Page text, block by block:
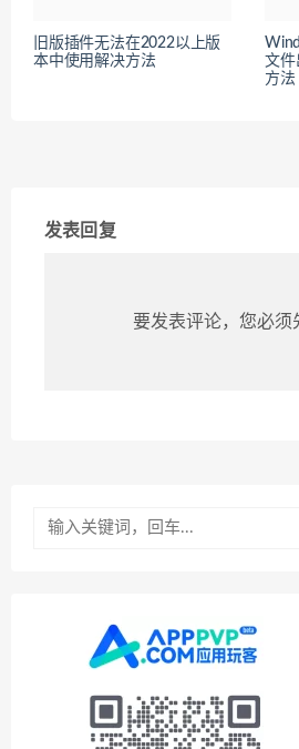
旧版插件无法在2022以上版
本中使用解决方法
文件
方法
发表回复
要发表评论，您必须